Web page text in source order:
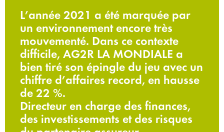
L’année 2021 a été marquée par
un environnement encore très
mouvementé. Dans ce contexte
difficile, AG2R LA MONDIALE a
bien tiré son épingle du jeu avec un
chiffre d’affaires record, en hausse
de 22 %.
Directeur en charge des finances,
des investissements et des risques